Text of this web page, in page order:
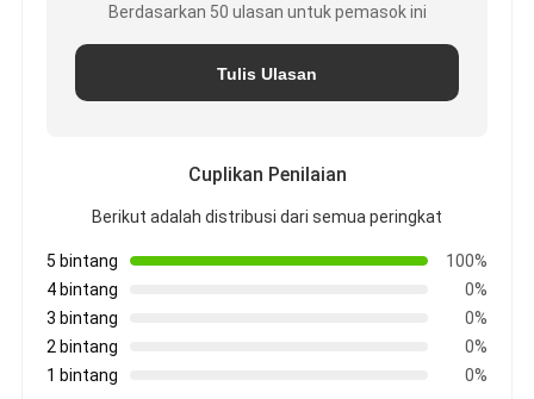
Berdasarkan 50 ulasan untuk pemasok ini
Tulis Ulasan
Cuplikan Penilaian
Berikut adalah distribusi dari semua peringkat
5 bintang
100%
4 bintang
0%
3 bintang
0%
2 bintang
0%
1 bintang
0%